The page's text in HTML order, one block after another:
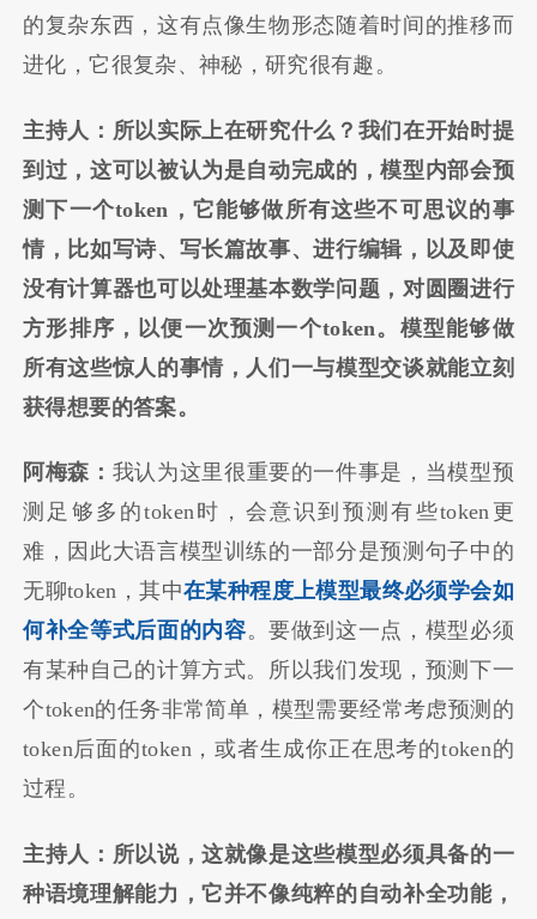
的复杂东西，这有点像生物形态随着时间的推移而
进化，它很复杂、神秘，研究很有趣。
主持人：所以实际上在研究什么？我们在开始时提
到过，这可以被认为是自动完成的，模型内部会预
测下一个token，它能够做所有这些不可思议的事
情，比如写诗、写长篇故事、进行编辑，以及即使
没有计算器也可以处理基本数学问题，对圆圈进行
方形排序，以便一次预测一个token。模型能够做
所有这些惊人的事情，人们一与模型交谈就能立刻
获得想要的答案。
阿梅森： 我认为这里很重要的一件事是，当模型预
测足够多的token时，会意识到预测有些token更
难，因此大语言模型训练的一部分是预测句子中的
无聊token，其中在某种程度上模型最终必须学会如
何补全等式后面的内容。要做到这一点，模型必须
有某种自己的计算方式。所以我们发现，预测下一
个token的任务非常简单，模型需要经常考虑预测的
token后面的token，或者生成你正在思考的token的
过程。
主持人：所以说，这就像是这些模型必须具备的一
种语境理解能力，它并不像纯粹的自动补全功能，